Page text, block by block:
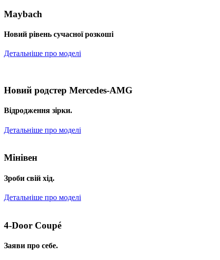
Maybach
Новий рівень сучасної розкоші
Детальніше про моделі
Новий родстер Mercedes-AMG
Відродження зірки.
Детальніше про моделі
Мінівен
Зроби свій хід.
Детальніше про моделі
4-Door Coupé
Заяви про себе.